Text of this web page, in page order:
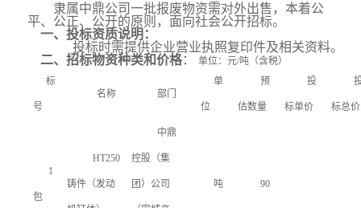
隶属中鼎公司一批报废物资需对外出售，本着公
平、公正、公开的原则，面向社会公开招标。
一、投标资质说明：
投标时需提供企业营业执照复印件及相关资料。
二、招标物资种类和价格： 单位：元/吨（含税）
标
号
名称 部门
单
位
预
估数量
投
标单价 标总价
1
包
HT250
铸件（发动
中鼎
控股（集
团）公司 吨 90